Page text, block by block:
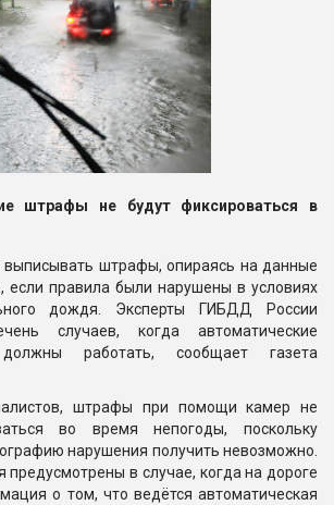
штрафы не будут фиксироваться в
выписывать штрафы, опираясь на данные
если правила были нарушены в условиях
дождя. Эксперты ГИБДД России
случаев, когда автоматические
работать, сообщает газета
штрафы при помощи камер не
во время непогоды, поскольку
нарушения получить невозможно.
предусмотрены в случае, когда на дороге
о том, что ведётся автоматическая